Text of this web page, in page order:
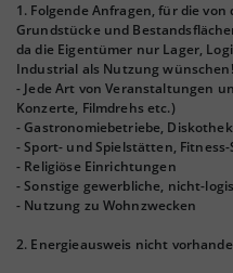
1. Folgende Anfragen, für die
Grundstücke und
da die Eigentümer nur Lager,
Industrial als Nutzung wünschen!
- Jede Art von Veranstaltungen
Konzerte, Filmdrehs etc.)
- Gastronomiebetriebe,
- Sport- und Spielstätten, Fitness-
- Religiöse Einrichtungen
- Sonstige gewerbliche, nicht-
- Nutzung zu Wohnzwecken
2. Energieausweis nicht